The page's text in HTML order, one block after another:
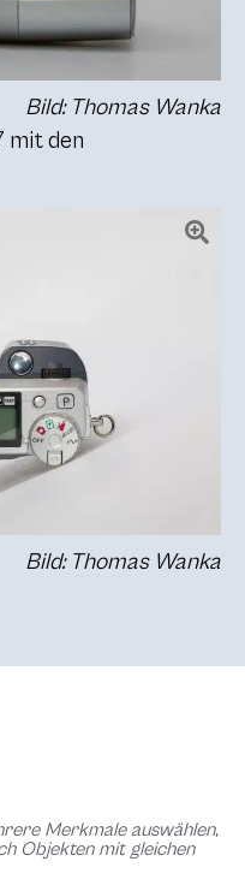
Bild: Thomas Wanka
mit den
Bild: Thomas Wanka
Merkmale auswählen,
Objekten mit gleichen